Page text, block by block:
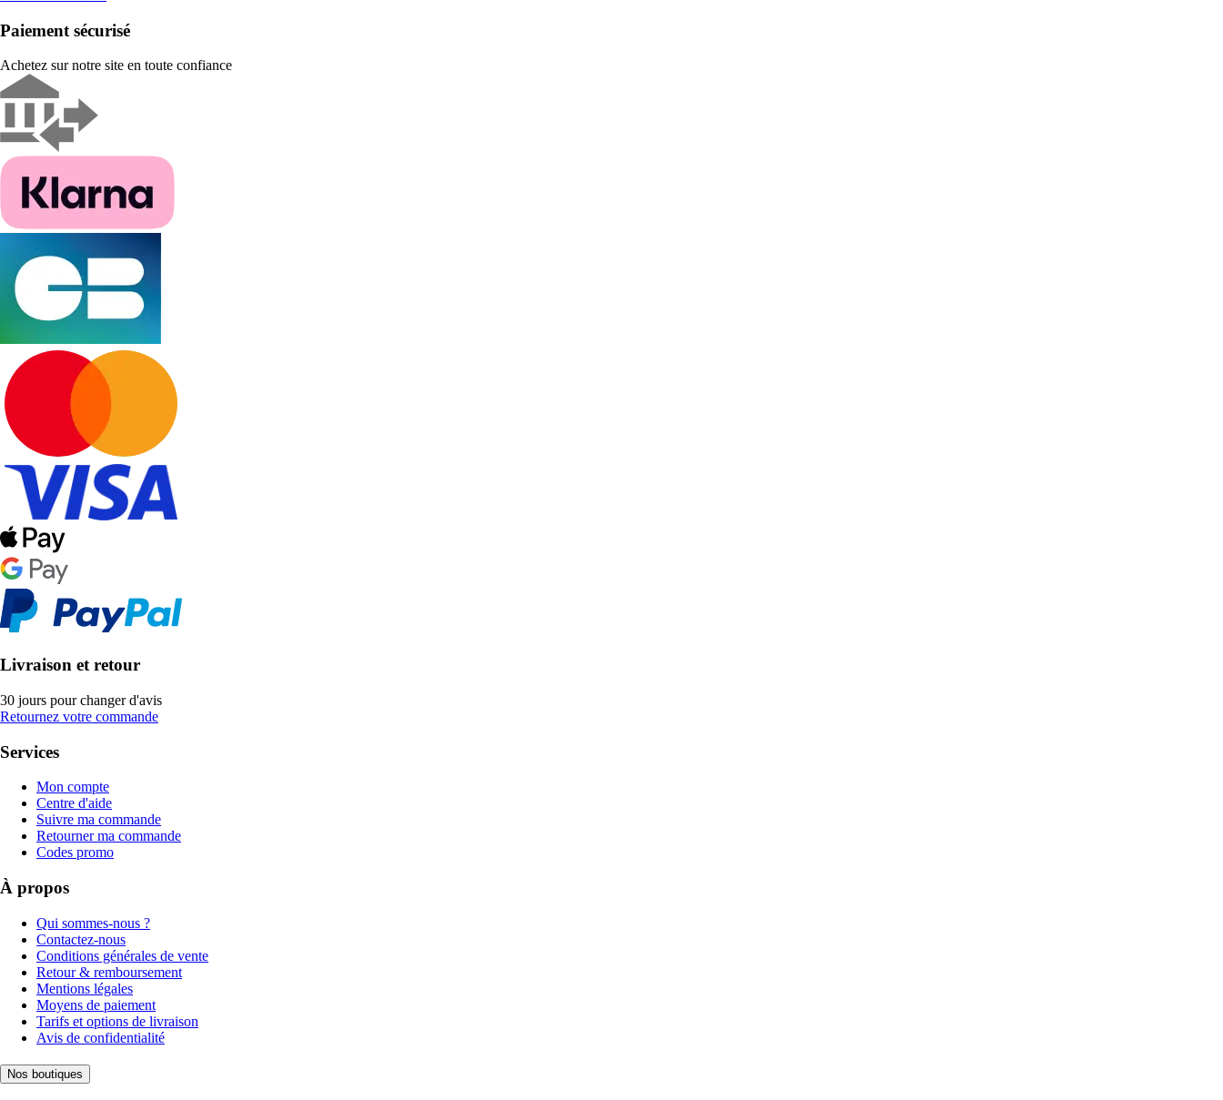
Paiement sécurisé
Achetez sur notre site en toute confiance
Livraison et retour
30 jours pour changer d'avis
Retournez votre commande
Services
Mon compte
Centre d'aide
Suivre ma commande
Retourner ma commande
Codes promo
À propos
Qui sommes-nous ?
Contactez-nous
Conditions générales de vente
Retour & remboursement
Mentions légales
Moyens de paiement
Tarifs et options de livraison
Avis de confidentialité
Nos boutiques